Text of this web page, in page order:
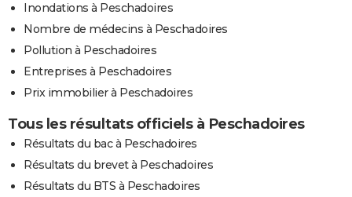
Inondations à Peschadoires
Nombre de médecins à Peschadoires
Pollution à Peschadoires
Entreprises à Peschadoires
Prix immobilier à Peschadoires
Tous les résultats officiels à Peschadoires
Résultats du bac à Peschadoires
Résultats du brevet à Peschadoires
Résultats du BTS à Peschadoires